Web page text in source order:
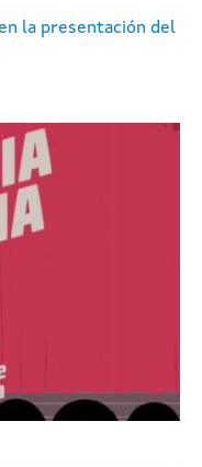
la presentación del